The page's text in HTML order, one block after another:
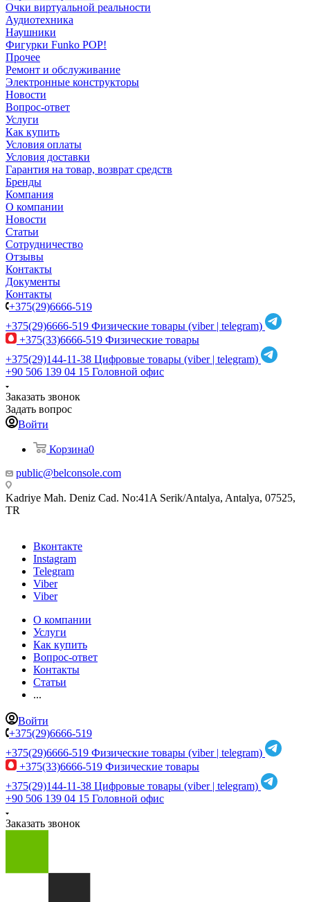
Очки виртуальной реальности
Аудиотехника
Наушники
Фигурки Funko POP!
Прочее
Ремонт и обслуживание
Электронные конструкторы
Новости
Вопрос-ответ
Услуги
Как купить
Условия оплаты
Условия доставки
Гарантия на товар, возврат средств
Бренды
Компания
О компании
Новости
Статьи
Сотрудничество
Отзывы
Контакты
Документы
Контакты
+375(29)6666-519
+375(29)6666-519 Физические товары (viber | telegram)
+375(33)6666-519 Физические товары
+375(29)144-11-38 Цифровые товары (viber | telegram)
+90 506 139 04 15 Головной офис
Заказать звонок
Задать вопрос
Войти
Корзина0
public@belconsole.com
Kadriye Mah. Deniz Cad. No:41A Serik/Antalya, Antalya, 07525,
TR
Вконтакте
Instagram
Telegram
Viber
Viber
О компании
Услуги
Как купить
Вопрос-ответ
Контакты
Статьи
...
Войти
+375(29)6666-519
+375(29)6666-519 Физические товары (viber | telegram)
+375(33)6666-519 Физические товары
+375(29)144-11-38 Цифровые товары (viber | telegram)
+90 506 139 04 15 Головной офис
Заказать звонок